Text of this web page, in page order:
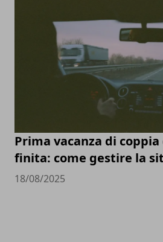
Prima vacanza di
finita: come gestire la
18/08/2025